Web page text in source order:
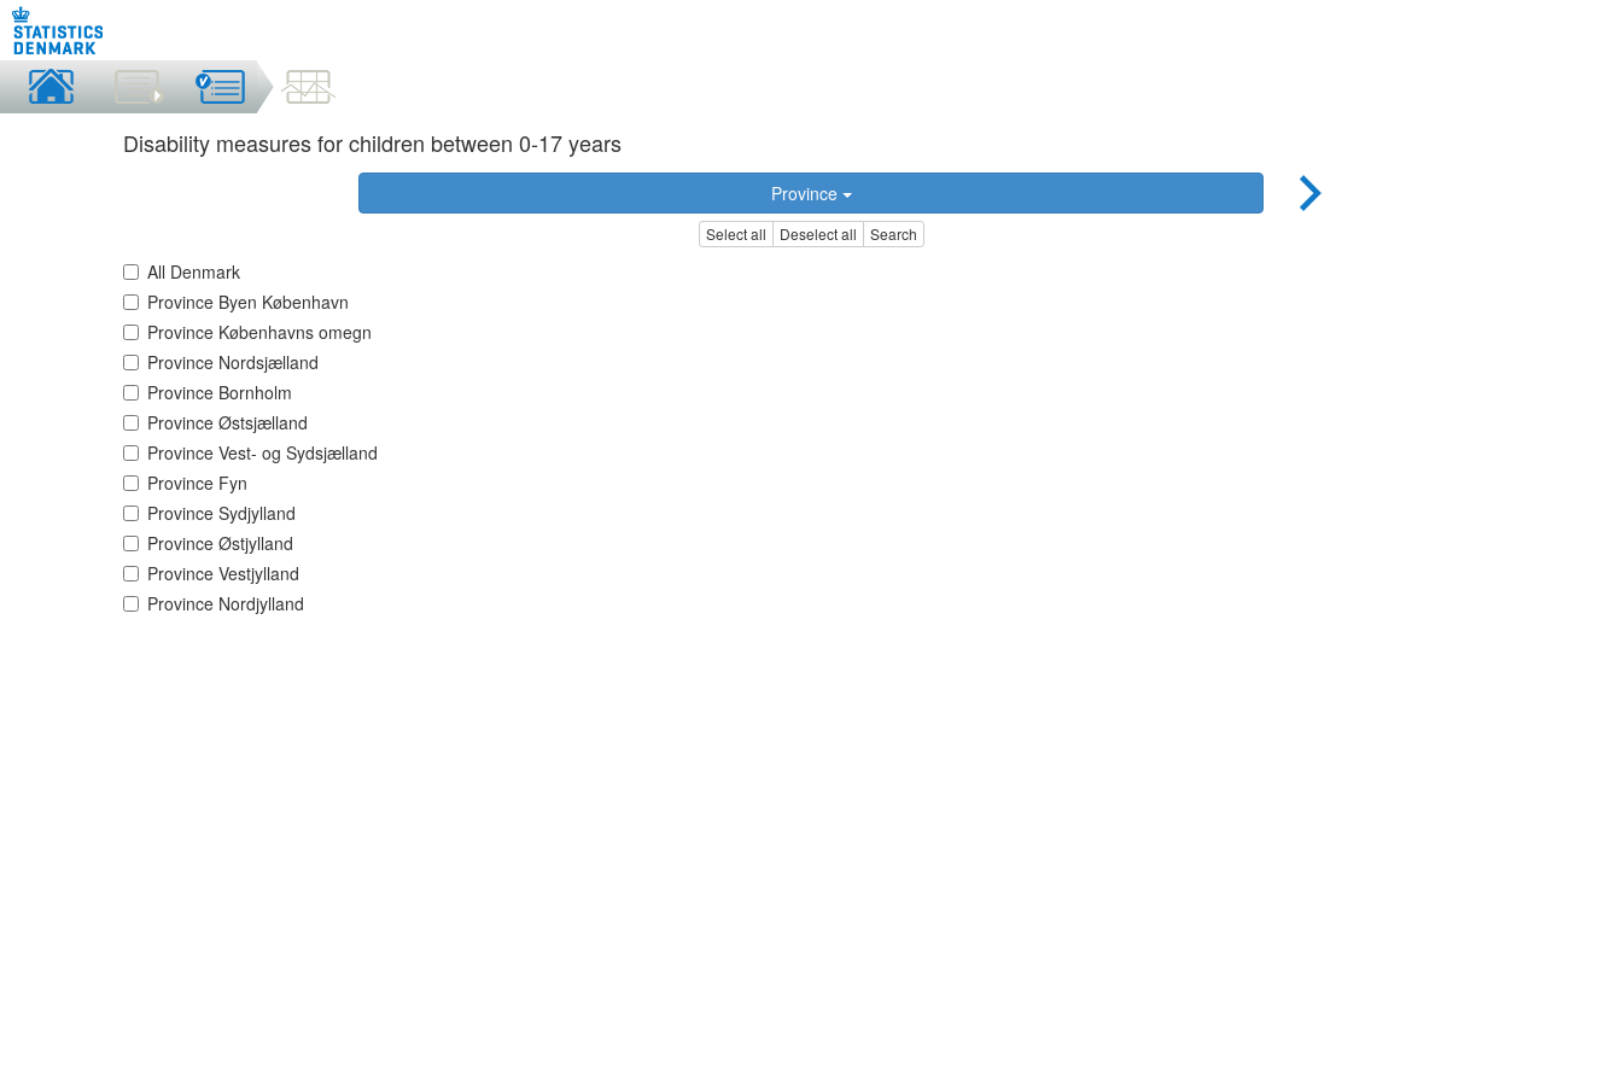
Disability measures for children between 0-17 years
Province
Select all Deselect all Search
All Denmark
Province Byen København
Province Københavns omegn
Province Nordsjælland
Province Bornholm
Province Østsjælland
Province Vest- og Sydsjælland
Province Fyn
Province Sydjylland
Province Østjylland
Province Vestjylland
Province Nordjylland